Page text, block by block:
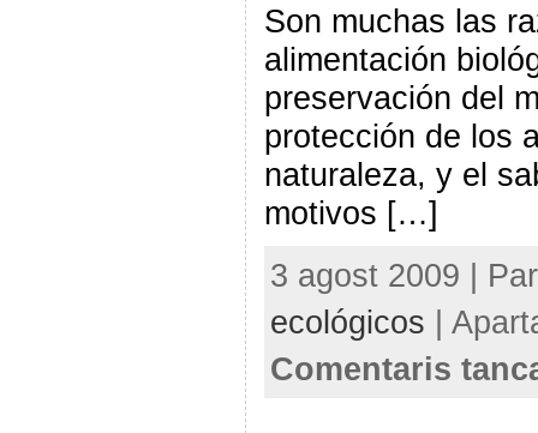
Son muchas las
alimentación
preservación del
protección de los
naturaleza, y el
motivos […]
3 agost 2009 |
ecológicos |
Comentaris